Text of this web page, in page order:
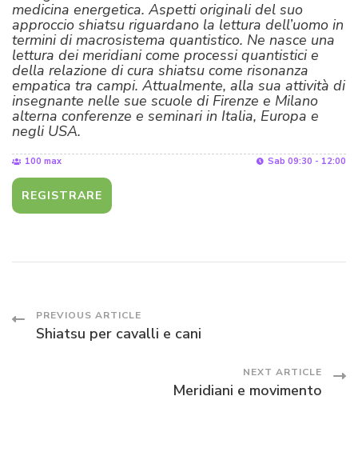
medicina energetica. Aspetti originali del suo
approccio shiatsu riguardano la lettura dell’uomo in
termini di macrosistema quantistico. Ne nasce una
lettura dei meridiani come processi quantistici e
della relazione di cura shiatsu come risonanza
empatica tra campi. Attualmente, alla sua attività di
insegnante nelle sue scuole di Firenze e Milano
alterna conferenze e seminari in Italia, Europa e
negli USA.
Sab 09:30 - 12:00
100 max
REGISTRARE
Post
PREVIOUS ARTICLE
Shiatsu per cavalli e cani
NEXT ARTICLE
Meridiani e movimento